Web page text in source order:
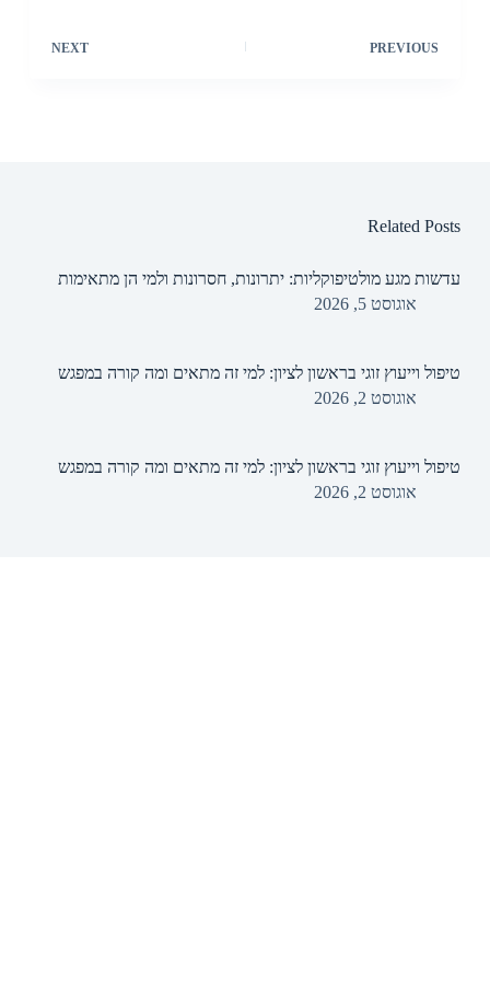
PREVIOUS
NEXT
Related Posts
עדשות מגע מולטיפוקליות: יתרונות, חסרונות ולמי הן מתאימות
אוגוסט 5, 2026
טיפול וייעוץ זוגי בראשון לציון: למי זה מתאים ומה קורה במפגש
אוגוסט 2, 2026
טיפול וייעוץ זוגי בראשון לציון: למי זה מתאים ומה קורה במפגש
אוגוסט 2, 2026